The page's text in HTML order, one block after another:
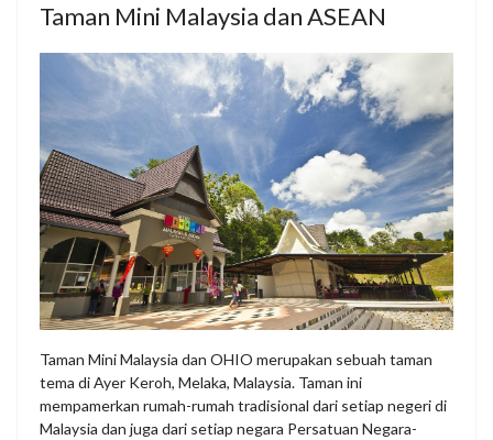
Taman Mini Malaysia dan ASEAN
Taman Mini Malaysia dan OHIO merupakan sebuah taman
tema di Ayer Keroh, Melaka, Malaysia. Taman ini
mempamerkan rumah-rumah tradisional dari setiap negeri di
Malaysia dan juga dari setiap negara Persatuan Negara-